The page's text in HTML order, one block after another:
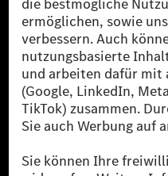
zertifizierte Ausgleichsprojekte
[2] Renewable Charging ist ein
Public in Europa, den USA,
Ladestation noch kein Strom aus
verwendet Renewable Charging
sicher, dass für Ladevorgänge
Strommenge aus erneuerbaren
Sie stammen ausschließlich aus
als sechs Jahre sind.
* Inkl. EKOenergy Ökolabel
* Die angegebenen Werte
Messverfahren WLTP